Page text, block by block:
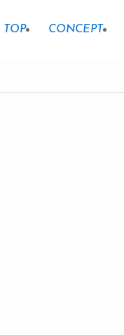
TOP CONCEPT